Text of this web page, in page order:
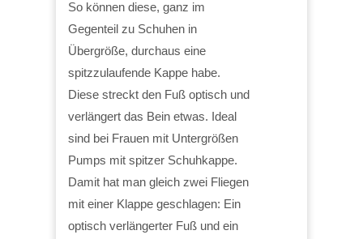
So können diese, ganz im
Gegenteil zu Schuhen in
Übergröße, durchaus eine
spitzzulaufende Kappe habe.
Diese streckt den Fuß optisch und
verlängert das Bein etwas. Ideal
sind bei Frauen mit Untergrößen
Pumps mit spitzer Schuhkappe.
Damit hat man gleich zwei Fliegen
mit einer Klappe geschlagen: Ein
optisch verlängerter Fuß und ein